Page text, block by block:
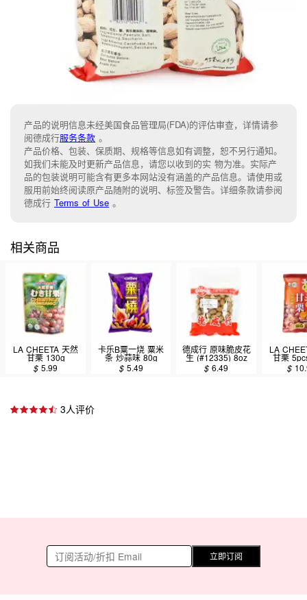
产品的说明信息未经美国食品管理局(FDA)的评估审查，详情请参
阅德成行服务条款 。
产品价格、包装、保质期、规格等信息如有调整，恕不另行通知。
如我们未能及时更新产品信息，请您以收到的实 物为准。实际产
品的包装说明可能含有更多本网站没有涵盖的产品信息。请使用或
服用前始终阅读原产品随附的说明、标签及警告。详细条款请参阅
德成行 Terms of Use 。
相关商品
LA CHEETA 天然
甘栗 130g
$5.99
卡乐B粟一烧 粟米
条 炒蒜味 80g
$ 5.49
德成行 原味脆皮花
生 (#12335) 8oz
$6.49
LA
甘栗
$
3人评价
立即订阅